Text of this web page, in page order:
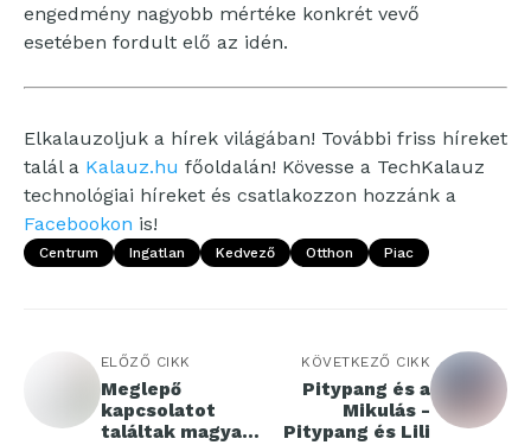
engedmény nagyobb mértéke konkrét vevő
esetében fordult elő az idén.
Elkalauzoljuk a hírek világában! További friss híreket
talál a Kalauz.hu főoldalán! Kövesse a TechKalauz
technológiai híreket és csatlakozzon hozzánk a
Facebookon is!
Centrum Ingatlan Kedvező Otthon Piac
ELŐZŐ CIKK
Meglepő
kapcsolatot
találtak magyar
KÖVETKEZŐ CIKK
Pitypang és a
Mikulás -
Pitypang és Lili